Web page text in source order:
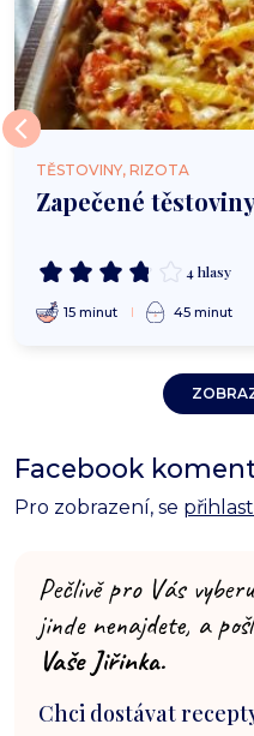
TĚSTOVINY, RIZOTA
Zapečené
4 hlasy
15 minut 45 minut
Facebook
Pro zobrazení, se
Pečlivě pro Vás
jinde nenajdete, a
Vaše Jiřinka.
Chci dostávat